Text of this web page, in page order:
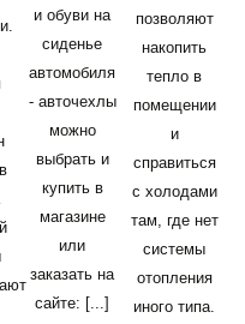
и обуви на
сиденье
автомобиля
- авточехлы
можно
выбрать и
купить в
магазине
или
заказать на
сайте: [...]
позволяют
накопить
тепло в
помещении
и
справиться
с холодами
там, где нет
системы
отопления
иного типа.